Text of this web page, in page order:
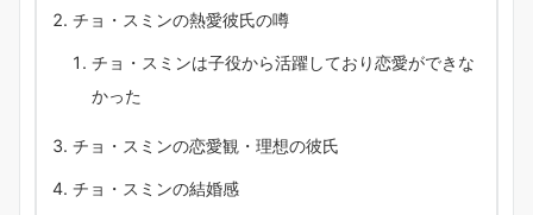
チョ・スミンの熱愛彼氏の噂
チョ・スミンは子役から活躍しており恋愛ができな
かった
チョ・スミンの恋愛観・理想の彼氏
チョ・スミンの結婚感